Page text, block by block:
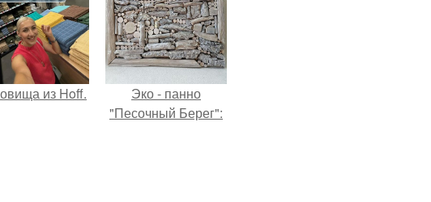
из Hoff.
Эко - панно
"Песочный Берег":